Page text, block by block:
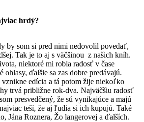
hrdý?
by som si pred nimi nedovolil povedať,
Tak je to aj s väčšinou z našich kníh.
niektoré mi robia radosť v čase
ohlasy, ďalšie sa zas dobre predávajú.
edícia a tá potom žije niekoľko
trvá približne rok-dva. Najväčšiu radosť
presvedčený, že sú vynikajúce a majú
teší, že aj ľudia si ich kupujú. Také
Jána Roznera, Žo langerovej a ďalších.